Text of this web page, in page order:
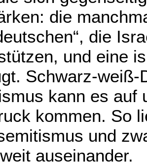
die
die
und eine
Schwarz-
kann es auf
kommen. So
und
auseinander.